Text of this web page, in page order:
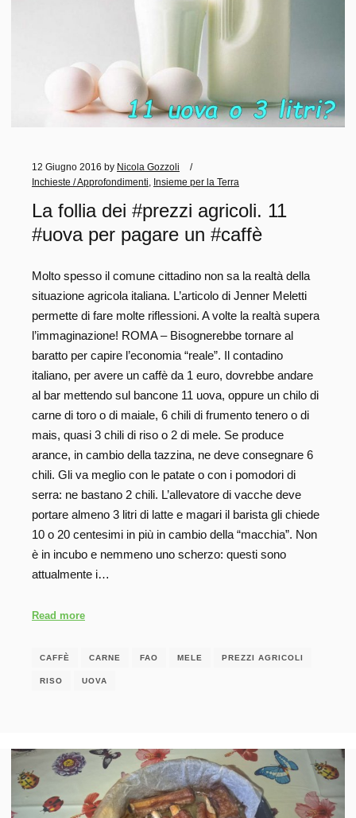
12 Giugno 2016 by Nicola Gozzoli
Inchieste / Approfondimenti
Insieme per la Terra
La follia dei #prezzi agricoli. 11
#uova per pagare un #caffè
Molto spesso il comune cittadino non sa la realtà della
situazione agricola italiana. L’articolo di Jenner Meletti
permette di fare molte riflessioni. A volte la realtà supera
l’immaginazione! ROMA – Bisognerebbe tornare al
baratto per capire l’economia “reale”. Il contadino
italiano, per avere un caffè da 1 euro, dovrebbe andare
al bar mettendo sul bancone 11 uova, oppure un chilo di
carne di toro o di maiale, 6 chili di frumento tenero o di
mais, quasi 3 chili di riso o 2 di mele. Se produce
arance, in cambio della tazzina, ne deve consegnare 6
chili. Gli va meglio con le patate o con i pomodori di
serra: ne bastano 2 chili. L’allevatore di vacche deve
portare almeno 3 litri di latte e magari il barista gli chiede
10 o 20 centesimi in più in cambio della “macchia”. Non
è in incubo e nemmeno uno scherzo: questi sono
attualmente i…
Read more
CAFFÈ CARNE FAO MELE PREZZI AGRICOLI
RISO UOVA